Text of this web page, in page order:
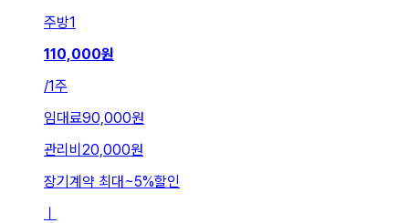
주방1
110,000원
/1주
임대료90,000원
관리비 20,000원
장기계약 최대~5%할인
ㅣ